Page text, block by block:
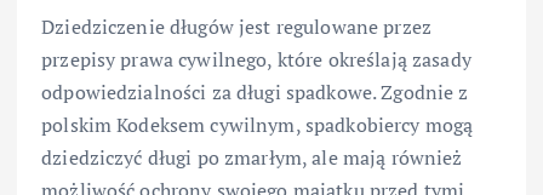
Dziedziczenie długów jest regulowane przez
przepisy prawa cywilnego, które określają zasady
odpowiedzialności za długi spadkowe. Zgodnie z
polskim Kodeksem cywilnym, spadkobiercy mogą
dziedziczyć długi po zmarłym, ale mają również